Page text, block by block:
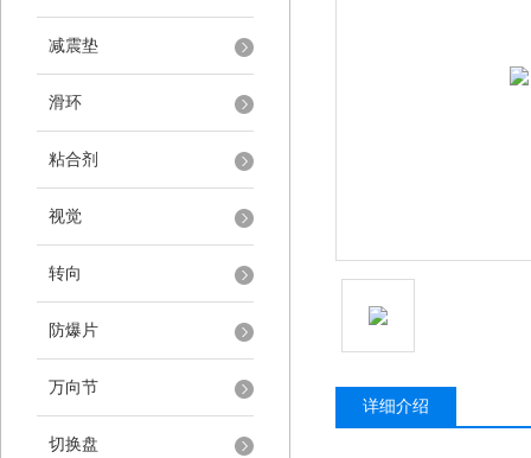
减震垫
滑环
粘合剂
视觉
转向
防爆片
万向节
切换盘
详细介绍